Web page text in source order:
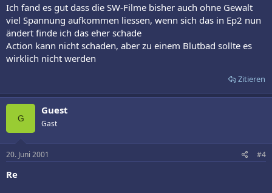
Ich fand es gut dass die SW-Filme bisher auch ohne Gewalt
viel Spannung aufkommen liessen, wenn sich das in Ep2 nun
ändert finde ich das eher schade
Action kann nicht schaden, aber zu einem Blutbad sollte es
wirklich nicht werden
Zitieren
G
Guest
Gast
20. Juni 2001 #4
Re